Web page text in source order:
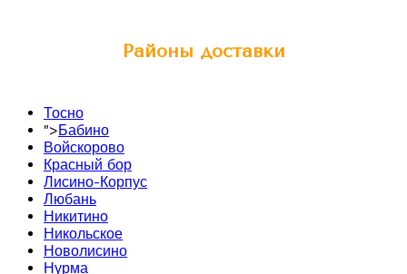
Районы доставки
Тосно
">Бабино
Войскорово
Красный бор
Лисино-Корпус
Любань
Никитино
Никольское
Новолисино
Нурма